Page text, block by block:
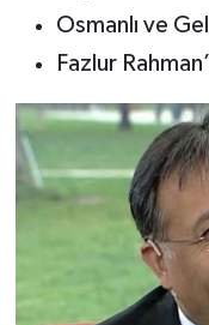
Osmanlı ve
Fazlur